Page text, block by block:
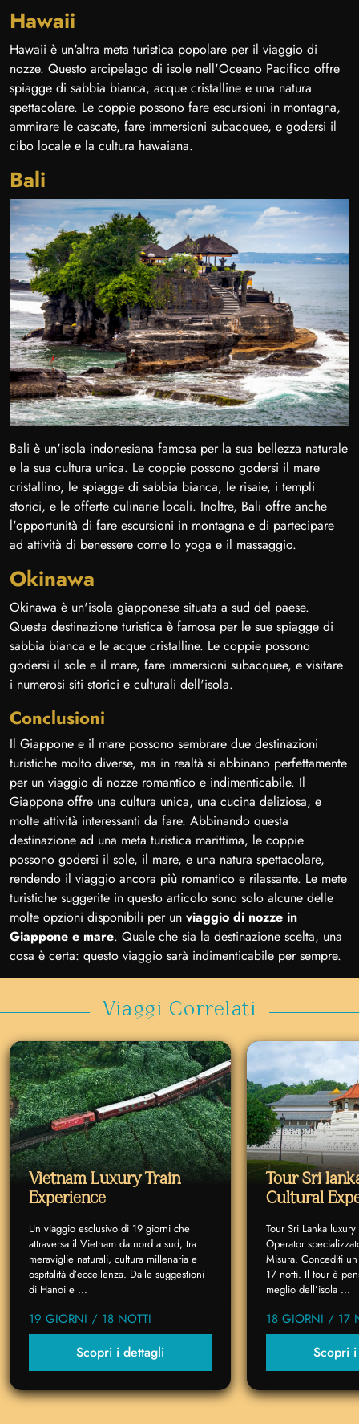
Hawaii
Hawaii è un'altra meta turistica popolare per il viaggio di
nozze. Questo arcipelago di isole nell'Oceano Pacifico offre
spiagge di sabbia bianca, acque cristalline e una natura
spettacolare. Le coppie possono fare escursioni in montagna,
ammirare le cascate, fare immersioni subacquee, e godersi il
cibo locale e la cultura hawaiana.
Bali
Bali è un'isola indonesiana famosa per la sua bellezza naturale
e la sua cultura unica. Le coppie possono godersi il mare
cristallino, le spiagge di sabbia bianca, le risaie, i templi
storici, e le offerte culinarie locali. Inoltre, Bali offre anche
l'opportunità di fare escursioni in montagna e di partecipare
ad attività di benessere come lo yoga e il massaggio.
Okinawa
Okinawa è un'isola giapponese situata a sud del paese.
Questa destinazione turistica è famosa per le sue spiagge di
sabbia bianca e le acque cristalline. Le coppie possono
godersi il sole e il mare, fare immersioni subacquee, e visitare
i numerosi siti storici e culturali dell'isola.
Conclusioni
Il Giappone e il mare possono sembrare due destinazioni
turistiche molto diverse, ma in realtà si abbinano perfettamente
per un viaggio di nozze romantico e indimenticabile. Il
Giappone offre una cultura unica, una cucina deliziosa, e
molte attività interessanti da fare. Abbinando questa
destinazione ad una meta turistica marittima, le coppie
possono godersi il sole, il mare, e una natura spettacolare,
rendendo il viaggio ancora più romantico e rilassante. Le mete
turistiche suggerite in questo articolo sono solo alcune delle
molte opzioni disponibili per un viaggio di nozze in
Giappone e mare. Quale che sia la destinazione scelta, una
cosa è certa: questo viaggio sarà indimenticabile per sempre.
Viaggi Correlati
Vietnam Luxury Train
Experience
Un viaggio esclusivo di 19 giorni che
attraversa il Vietnam da nord a sud, tra
meraviglie naturali, cultura millenaria e
ospitalità d’eccellenza. Dalle suggestioni
di Hanoi e ...
19 GIORNI / 18 NOTTI
Scopri i dettagli
Tour Sri
Cultural
Tour Sri Lanka
Operator
Misura. Concediti
17 notti. Il tour è
meglio dell’isola ...
18 GIORNI / 17
Scopri